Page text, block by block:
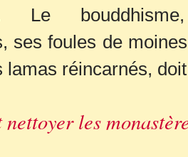
Le
ses foules de
lamas réincarnés,
les